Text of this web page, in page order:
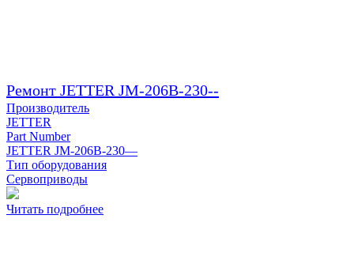
Ремонт JETTER JM-206B-230--
Производитель
JETTER
Part Number
JETTER JM-206B-230—
Тип оборудования
Сервоприводы
Читать подробнее